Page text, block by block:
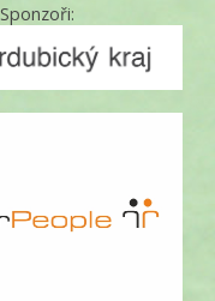
Sponzoři: